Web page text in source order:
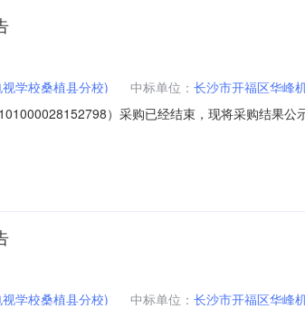
学校桑植县分校) 中标单位： 长沙市开福区华峰
）采购已经结束，现将采购结果公
植县澧源镇何家坪社区采购单位统一社会信用代码
学校桑植县分校) 中标单位： 长沙市开福区华峰